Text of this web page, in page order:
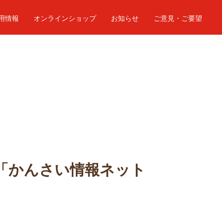
情報 オンラインショップ お知らせ ご意見・ご要望
かんさい情報ネット